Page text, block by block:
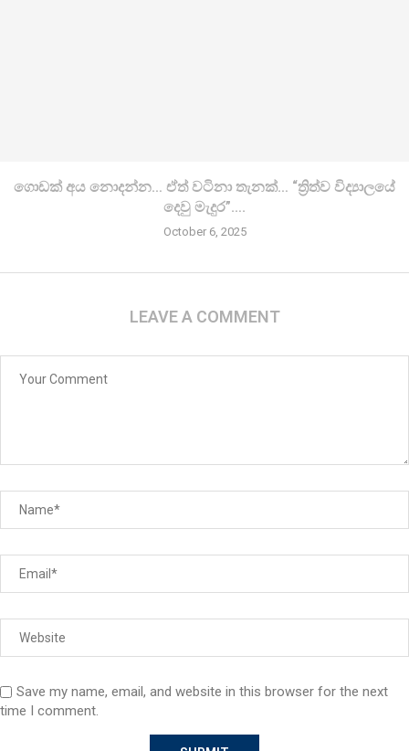
ගොඩක් අය නොදන්න… ඒත් වටිනා තැනක්… “ත්‍රිත්ව විද්‍යාලයේ
දෙවු මැදුර”….
October 6, 2025
LEAVE A COMMENT
Save my name, email, and website in this browser for the next
time I comment.